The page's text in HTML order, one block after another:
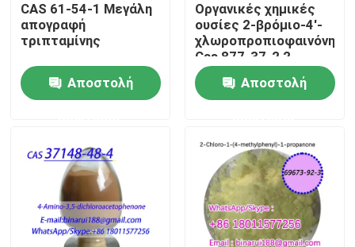
Έλεγχος ποιότητας
Ζητήστε μια προσφορά
Ημερήσιες χημικές πρώτες ύλες
Ανόργανη πρώτη ύλη χημικών ουσιών
λεπτοί χημικοί μεσάζοντες
CAS 61-54-1 Μεγάλη
απογραφή
τριπταμίνης
Αποστολή
Οργανικές χημικές
ουσίες 2-βρόμιο-4'-
χλωροπροπιοφαινόνη
Cas 877-37-2 2-
βρόμιο-1-(4-
χλωροφαινύλιο)
προπάνιο-1-ον
Αποστολή